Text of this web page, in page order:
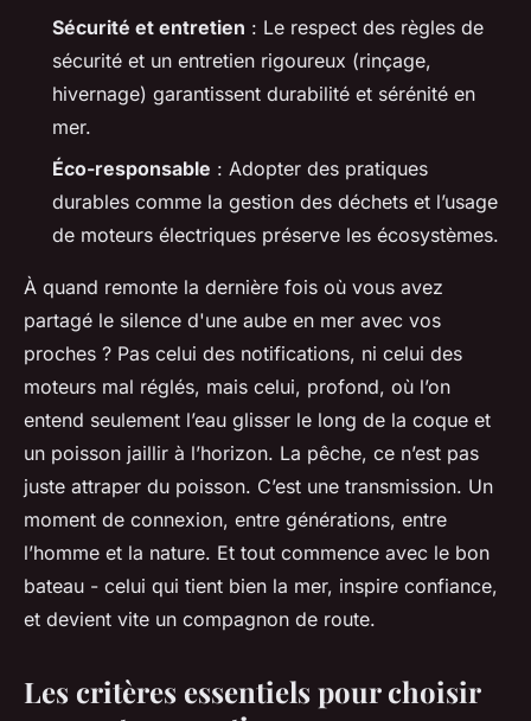
Sécurité et entretien : Le respect des règles de
sécurité et un entretien rigoureux (rinçage,
hivernage) garantissent durabilité et sérénité en
mer.
Éco-responsable : Adopter des pratiques
durables comme la gestion des déchets et l’usage
de moteurs électriques préserve les écosystèmes.
À quand remonte la dernière fois où vous avez
partagé le silence d'une aube en mer avec vos
proches ? Pas celui des notifications, ni celui des
moteurs mal réglés, mais celui, profond, où l’on
entend seulement l’eau glisser le long de la coque et
un poisson jaillir à l’horizon. La pêche, ce n’est pas
juste attraper du poisson. C’est une transmission. Un
moment de connexion, entre générations, entre
l’homme et la nature. Et tout commence avec le bon
bateau - celui qui tient bien la mer, inspire confiance,
et devient vite un compagnon de route.
Les critères essentiels pour choisir